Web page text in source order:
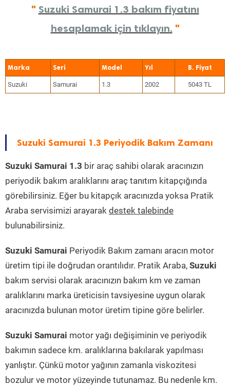
" Suzuki Samurai 1.3 bakım fiyatını
hesaplamak için tıklayın. "
Marka Seri Model Yıl
Suzuki Samurai 1.3 2002 5043 TL
Suzuki Samurai 1.3 Periyodik Bakım Zamanı
Suzuki Samurai 1.3 bir araç sahibi olarak aracınızın
periyodik bakım aralıklarını araç tanıtım kitapçığında
görebilirsiniz. Eğer bu kitapçık aracınızda yoksa Pratik
Araba servisimizi arayarak destek talebinde
bulunabilirsiniz.
Suzuki Samurai Periyodik Bakım zamanı aracın motor
üretim tipi ile doğrudan orantılıdır. Pratik Araba, Suzuki
bakım servisi olarak aracınızın bakım km ve zaman
aralıklarını marka üreticisin tavsiyesine uygun olarak
aracınızda bulunan motor üretim tipine göre belirler.
Suzuki Samurai motor yağı değişiminin ve periyodik
bakımın sadece km. aralıklarına bakılarak yapılması
yanlıştır. Çünkü motor yağının zamanla viskozitesi
bozulur ve motor yüzeyinde tutunamaz. Bu nedenle km.